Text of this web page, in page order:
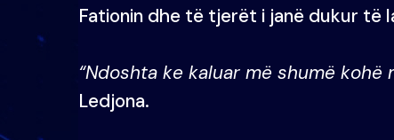
Fationin dhe të tjerët i janë dukur të
“Ndoshta ke kaluar më shumë
Ledjona.